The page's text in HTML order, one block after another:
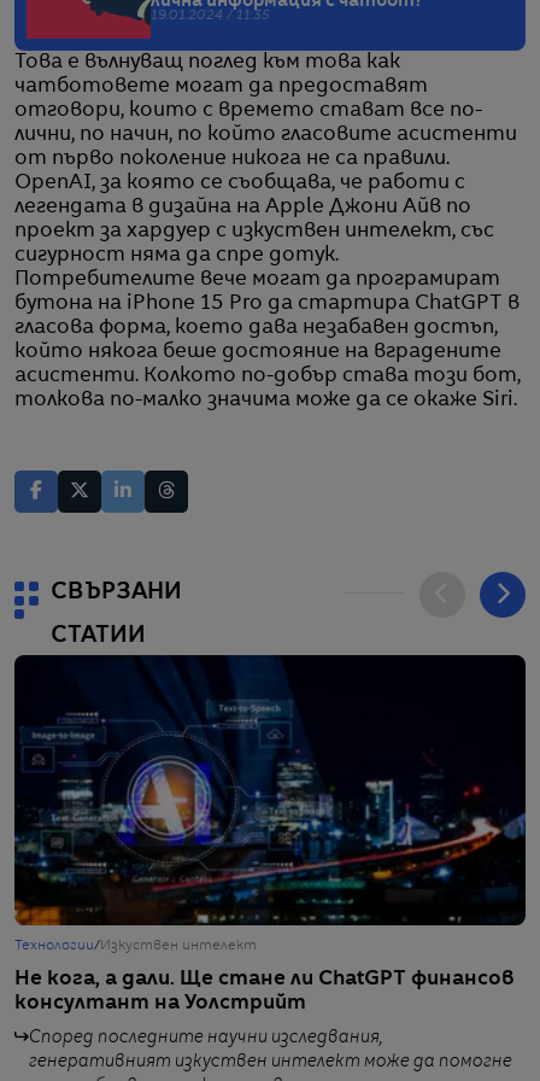
19.01.2024 / 11:35
Това е вълнуващ поглед към това как
чатботовете могат да предоставят
отговори, които с времето стават все по-
лични, по начин, по който гласовите асистенти
от първо поколение никога не са правили.
OpenAI, за която се съобщава, че работи с
легендата в дизайна на Apple Джони Айв по
проект за хардуер с изкуствен интелект, със
сигурност няма да спре дотук.
Потребителите вече могат да програмират
бутона на iPhone 15 Pro да стартира ChatGPT в
гласова форма, което дава незабавен достъп,
който някога беше достояние на вградените
асистенти. Колкото по-добър става този бот,
толкова по-малко значима може да се окаже Siri.
СВЪРЗАНИ
СТАТИИ
Технологии/Изкуствен интелект
Не кога, а дали. Ще стане ли ChatGPT финансов
консултант на Уолстрийт
Според последните научни изследвания,
генеративният изкуствен интелект може да помогне